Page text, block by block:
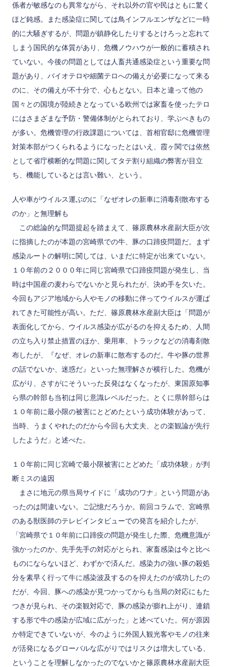
係者が敏感なのも異常ながら、それ以外の官や民はともに驚く
ほど鈍感。また感染症に関しては鳥インフルエンザなどに一時
的に大騒ぎするが、問題が鎮静化したりするとけろっと忘れて
しまう国民的な体質があり、危機ノウハウが一般的に蓄積され
ていない。今後の問題としては人畜共通感染症という重要な問
題があり、バイオテロや細菌テロへの備えが必要になって来る
のに、その備えが不十分で、心もとない。日本と違って他の
国々との国境が陸続きとなっている欧州では家畜を使ったテロ
にはさまざまな予防・警備体制がとられており、学ぶべきもの
が多い。危機管理の行政課題については、首相官邸に危機管理
対策本部がつくられるようになったとはいえ、霞ヶ関では依然
として省庁横断的な問題に関してタテ割り組織の弊害が目立
ち、機能しているとは言い難い、という。
人や車がウイルス運ぶのに「なぜオレの新車に消毒剤散布する
のか」と無理解も
この総論的な問題提起を踏まえて、篠原農林水産副大臣が次
に指摘したのが本題の宮崎県での牛、豚の口蹄疫問題だ。まず
感染ルートの解明に関しては、いまだに特定が出来ていない。
１０年前の２０００年に同じ宮崎県で口蹄疫問題が発生し、当
時は中国産の麦わらでないかと見られたが、決め手を欠いた。
今回もアジア地域から人やモノの移動に伴ってウイルスが運ば
れてきた可能性が高い。ただ、篠原農林水産副大臣は「問題が
表面化してから、ウイルス感染が広がるのを抑えるため、人間
の立ち入り禁止措置のほか、乗用車、トラックなどの消毒剤散
布したが、『なぜ、オレの新車に散布するのだ。牛や豚の世界
の話でないか、迷惑だ』といった無理解さが横行した。危機が
広がり、さすがにそういった反発はなくなったが、東国原知事
ら県の幹部も当初は同じ意識レベルだった。とくに県幹部らは
１０年前に最小限の被害にとどめたという成功体験があって、
当時、うまくやれたのだから今回も大丈夫、との楽観論が先行
したようだ」と述べた。
１０年前に同じ宮崎で最小限被害にとどめた「成功体験」が判
断ミスの遠因
まさに地元の県当局サイドに「成功のワナ」という問題があ
ったのは間違いない。ご記憶だろうか。前回コラムで、宮崎県
のある獣医師のテレビインタビューでの発言を紹介したが、
「宮崎県で１０年前に口蹄疫の問題が発生した際、危機意識が
強かったのか、先手先手の対応がとられ、家畜感染は今と比べ
ものにならないほど、わずかで済んだ。感染力の強い豚の殺処
分を素早く行って牛に感染波及するのを抑えたのが成功したの
だが、今回、豚への感染が見つかってからも当局の対応にもた
つきが見られ、その楽観対応で、豚の感染が膨れ上がり、連鎖
する形で牛の感染が広域に広がった」と述べていた。何が原因
か特定できていないが、今のように外国人観光客やモノの往来
が活発になるグローバルな広がりではリスクは増大している、
ということを理解しなかったのでないかと篠原農林水産副大臣